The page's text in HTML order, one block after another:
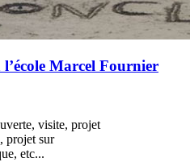
Marcel Fournier
visite, projet
projet sur
etc...